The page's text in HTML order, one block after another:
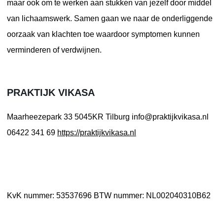
maar ook om te werken aan stukken van jezelf door middel
van lichaamswerk. Samen gaan we naar de onderliggende
oorzaak van klachten toe waardoor symptomen kunnen
verminderen of verdwijnen.
PRAKTIJK VIKASA
Maarheezepark 33 5045KR Tilburg info@praktijkvikasa.nl
06422 341 69 https://praktijkvikasa.nl
KvK nummer: 53537696 BTW nummer: NL002040310B62